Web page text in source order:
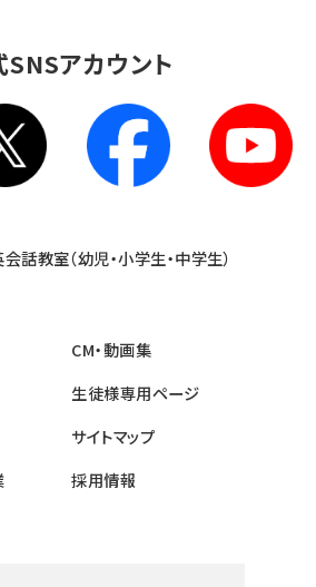
アカウント
話教室（幼児・小学生・中学生）
CM・動画集
生徒様専用ページ
サイトマップ
採用情報